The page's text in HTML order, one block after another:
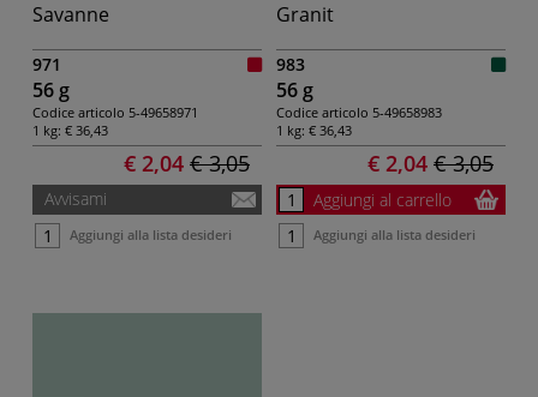
Savanne
971
56 g
Codice articolo 5-49658971
1 kg: € 36,43
€ 2,04 € 3,05
Avvisami
Aggiungi alla lista desideri
Granit
983
56 g
Codice articolo 5-49658983
1 kg: € 36,43
€ 2,04 € 3,05
Aggiungi al carrello
Aggiungi alla lista desideri